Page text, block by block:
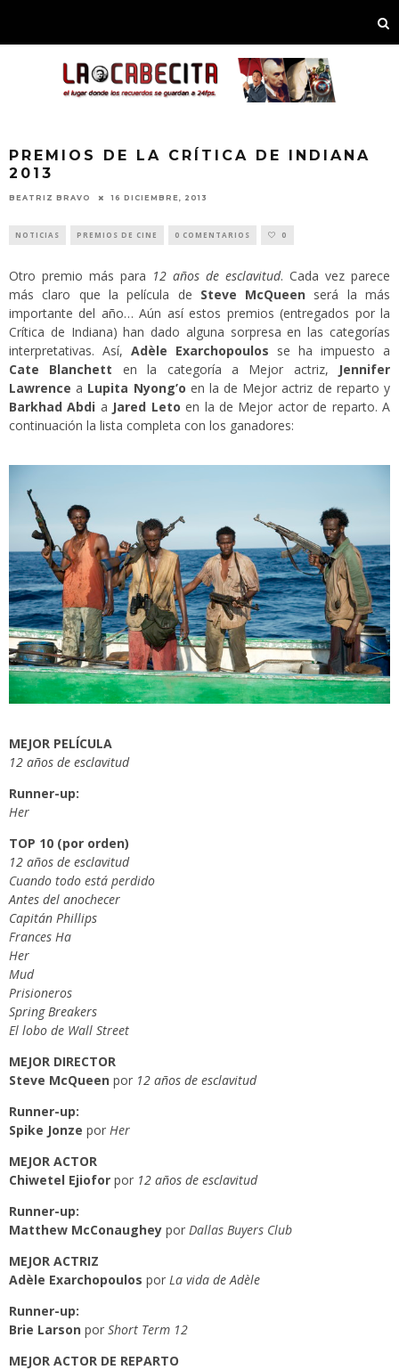
PREMIOS DE LA CRÍTICA DE INDIANA
2013
BEATRIZ BRAVO 16 DICIEMBRE, 2013
NOTICIAS PREMIOS DE CINE 0 COMENTARIOS 0
Otro premio más para 12 años de esclavitud. Cada vez parece
más claro que la película de Steve McQueen será la más
importante del año… Aún así estos premios (entregados por la
Crítica de Indiana) han dado alguna sorpresa en las categorías
interpretativas. Así, Adèle Exarchopoulos se ha impuesto a
Cate Blanchett en la categoría a Mejor actriz,
Jennifer
Lawrence a Lupita Nyong’o en la de Mejor actriz de reparto y
Barkhad Abdi a Jared Leto en la de Mejor actor de reparto. A
continuación la lista completa con los ganadores:
MEJOR PELÍCULA
12 años de esclavitud
Runner-up:
Her
TOP 10 (por orden)
12 años de esclavitud
Cuando todo está perdido
Antes del anochecer
Capitán Phillips
Frances Ha
Her
Mud
Prisioneros
Spring Breakers
El lobo de Wall Street
MEJOR DIRECTOR
Steve McQueen por 12 años de esclavitud
Runner-up:
Spike Jonze por Her
MEJOR ACTOR
Chiwetel Ejiofor por 12 años de esclavitud
Runner-up:
Matthew McConaughey por Dallas Buyers Club
MEJOR ACTRIZ
Adèle Exarchopoulos por La vida de Adèle
Runner-up:
Brie Larson por Short Term 12
MEJOR ACTOR DE REPARTO